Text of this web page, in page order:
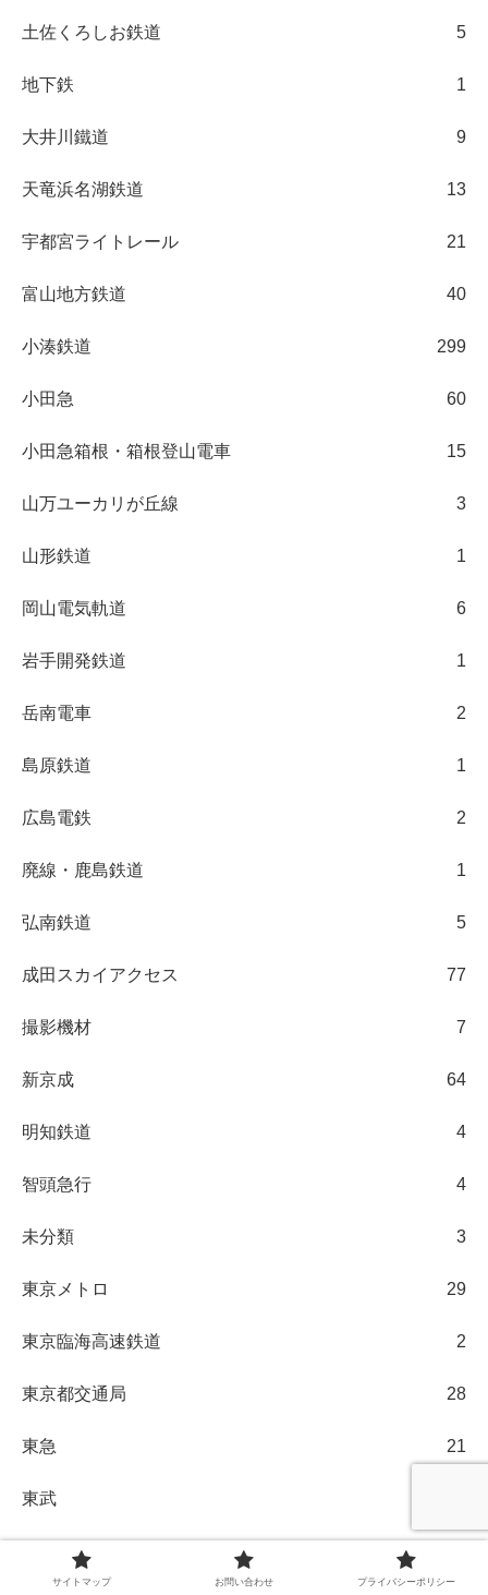
土佐くろしお鉄道 5
地下鉄 1
大井川鐵道 9
天竜浜名湖鉄道 13
宇都宮ライトレール 21
富山地方鉄道 40
小湊鉄道 299
小田急 60
小田急箱根・箱根登山電車 15
山万ユーカリが丘線 3
山形鉄道 1
岡山電気軌道 6
岩手開発鉄道 1
岳南電車 2
島原鉄道 1
広島電鉄 2
廃線・鹿島鉄道 1
弘南鉄道 5
成田スカイアクセス 77
撮影機材 7
新京成 64
明知鉄道 4
智頭急行 4
未分類 3
東京メトロ 29
東京臨海高速鉄道 2
東京都交通局 28
東急 21
東武
東葉高速鉄道
サイトマップ お問い合わせ プライバシーポリシー